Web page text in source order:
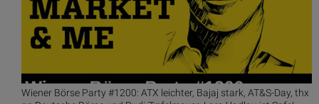
Wiener Börse Party #1200: ATX leichter, Bajaj stark, AT&S-Day, thx